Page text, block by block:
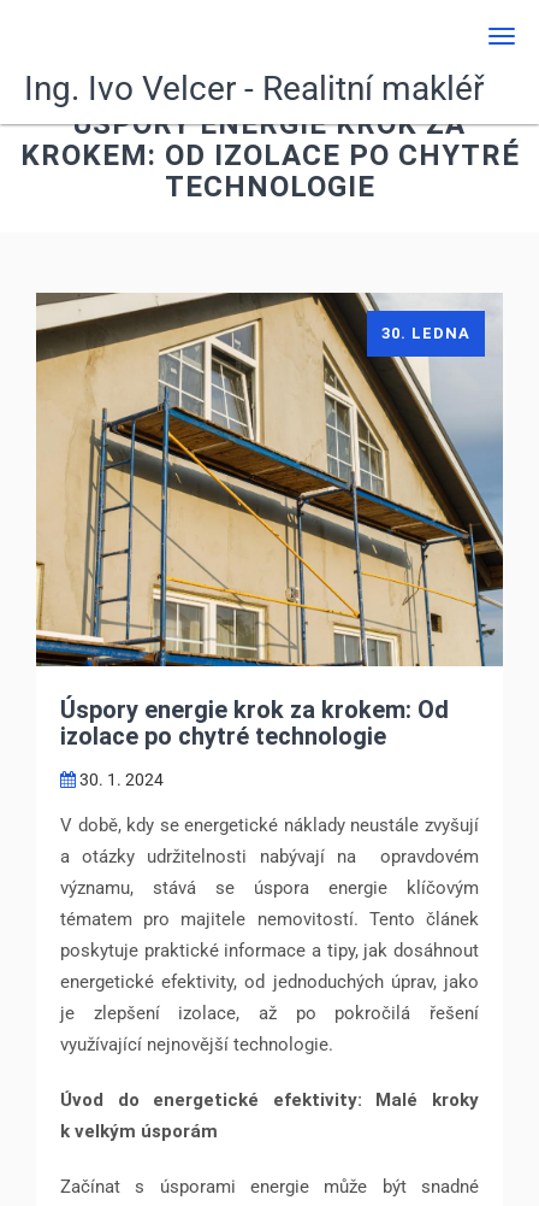
Ing. Ivo Velcer - Realitní makléř
ÚSPORY ENERGIE KROK ZA
KROKEM: OD IZOLACE PO CHYTRÉ
TECHNOLOGIE
Úspory energie krok za krokem: Od
izolace po chytré technologie
30. 1. 2024
30. LEDNA
V době, kdy se energetické náklady neustále zvyšují
a otázky udržitelnosti nabývají na opravdovém
významu, stává se úspora energie klíčovým
tématem pro majitele nemovitostí. Tento článek
poskytuje praktické informace a tipy, jak dosáhnout
energetické efektivity, od jednoduchých úprav, jako
je zlepšení izolace, až po pokročilá řešení
využívající nejnovější technologie.
Úvod do energetické efektivity: Malé kroky
k velkým úsporám
Začínat s úsporami energie může být snadné